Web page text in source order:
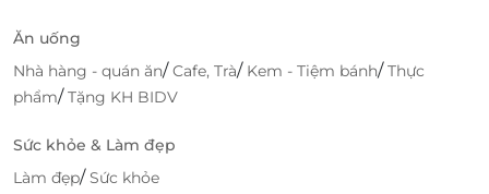
đẹp tại nhiều cơ sở làm đẹp nổi tiếng. Chi tiết vui
Tại đây
Truy cậpLifeLinkđể sở hữu vô vàn deal sức khỏe -
Ăn uống
Nhà hàng - quán ăn/Cafe, Trà/ Kem - Tiệm bánh/Thực
phẩm/Tặng KH BIDV
Sức khỏe & Làm đẹp
Làm đẹp/Sức khỏe